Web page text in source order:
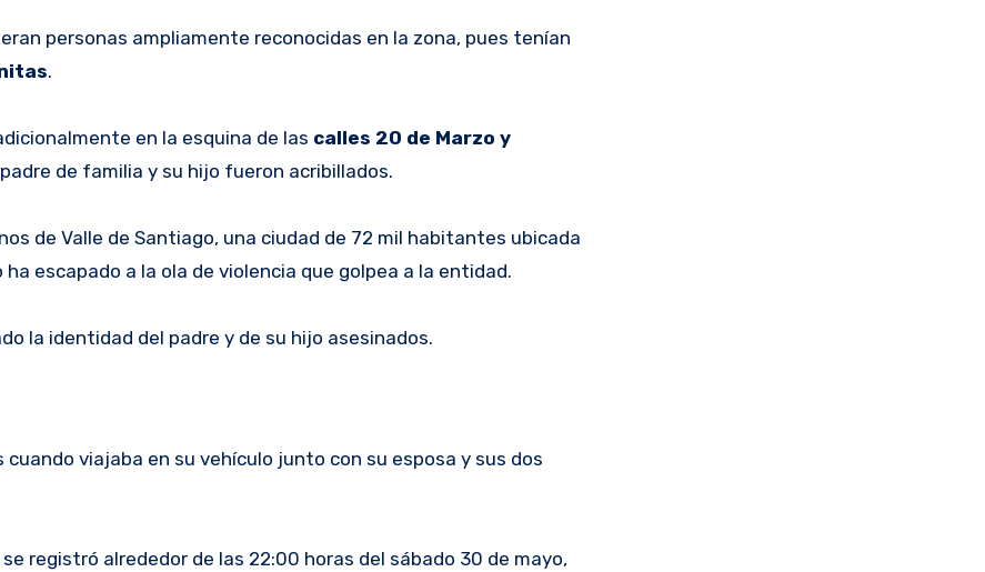
personas ampliamente reconocidas en la zona, pues tenían
.
en la esquina de las calles 20 de Marzo y
de familia y su hijo fueron acribillados.
de Valle de Santiago, una ciudad de 72 mil habitantes ubicada
escapado a la ola de violencia que golpea a la entidad.
la identidad del padre y de su hijo asesinados.
viajaba en su vehículo junto con su esposa y sus dos
registró alrededor de las 22:00 horas del sábado 30 de mayo,